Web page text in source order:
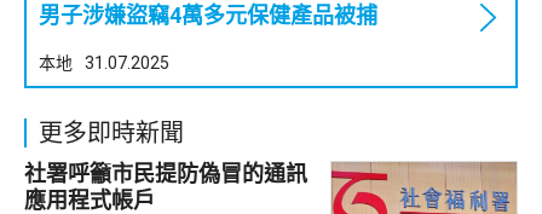
男子涉嫌盜竊4萬多元保健產品被捕
本地 31.07.2025
更多即時新聞
社署呼籲市民提防偽冒的通訊
應用程式帳戶